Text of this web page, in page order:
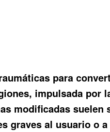
para
impulsada por
modificadas suelen
graves al usuario o